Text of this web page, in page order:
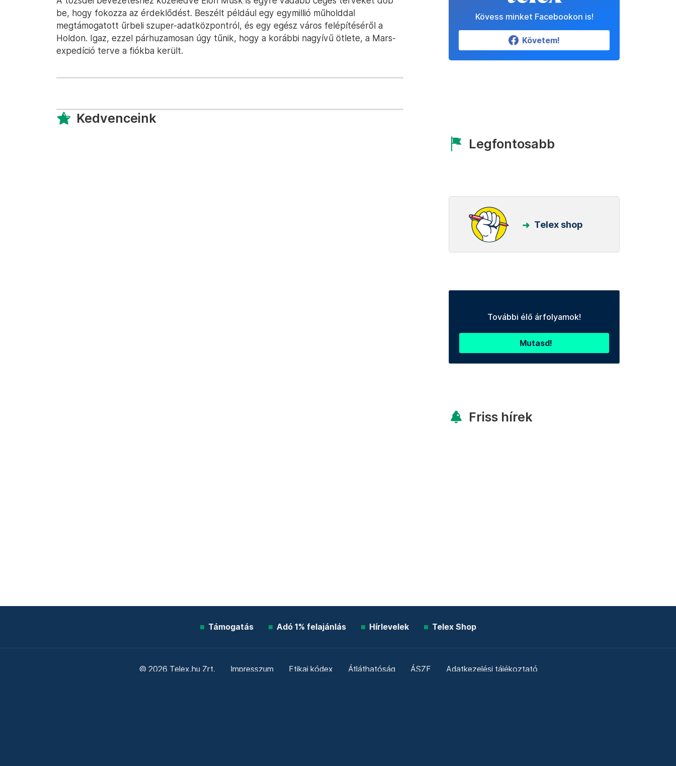
be, hogy fokozza az érdeklődést. Beszélt például egy egymillió műholddal
megtámogatott űrbeli szuper-adatközpontról, és egy egész város felépítéséről a
Holdon. Igaz, ezzel párhuzamosan úgy tűnik, hogy a korábbi nagyívű ötlete, a Mars-
expedíció terve a fiókba került.
Kedvenceink
Kövess minket Facebookon is!
Követem!
Legfontosabb
Telex shop
További élő árfolyamok!
Mutasd!
Friss hírek
Támogatás Adó 1% felajánlás Hírlevelek Telex Shop
© 2026 Telex.hu Zrt. Impresszum Etikai kódex Átláthatóság ÁSZF Adatkezelési tájékoztató